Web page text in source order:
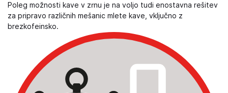
Poleg možnosti kave v zrnu je na voljo tudi enostavna rešitev
za pripravo različnih mešanic mlete kave, vključno z
brezkofeinsko.